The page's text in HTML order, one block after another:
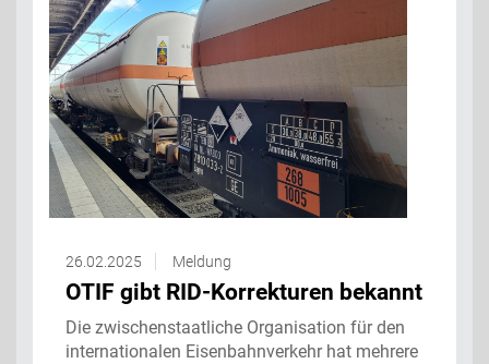
26.02.2025 Meldung
OTIF gibt RID-Korrekturen bekannt
Die zwischenstaatliche Organisation für den
internationalen Eisenbahnverkehr hat mehrere